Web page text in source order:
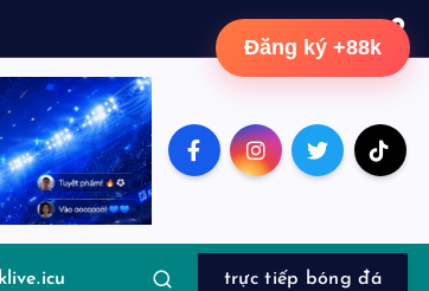
klive.icu trực tiếp bóng đá
Đăng ký +88k